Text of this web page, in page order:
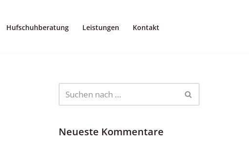
Hufschuhberatung Leistungen Kontakt
Neueste Kommentare